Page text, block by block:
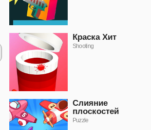
Краска Хит
Shooting
Слияние
плоскостей
Puzzle